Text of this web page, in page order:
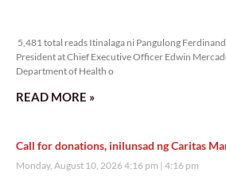
5,481 total reads Itinalaga ni Pangulong
President at Chief Executive Officer Edwin
Department of Health o
READ MORE »
Call for donations, inilunsad ng Caritas
Monday, August 10, 2026 4:16 pm 4:16 pm